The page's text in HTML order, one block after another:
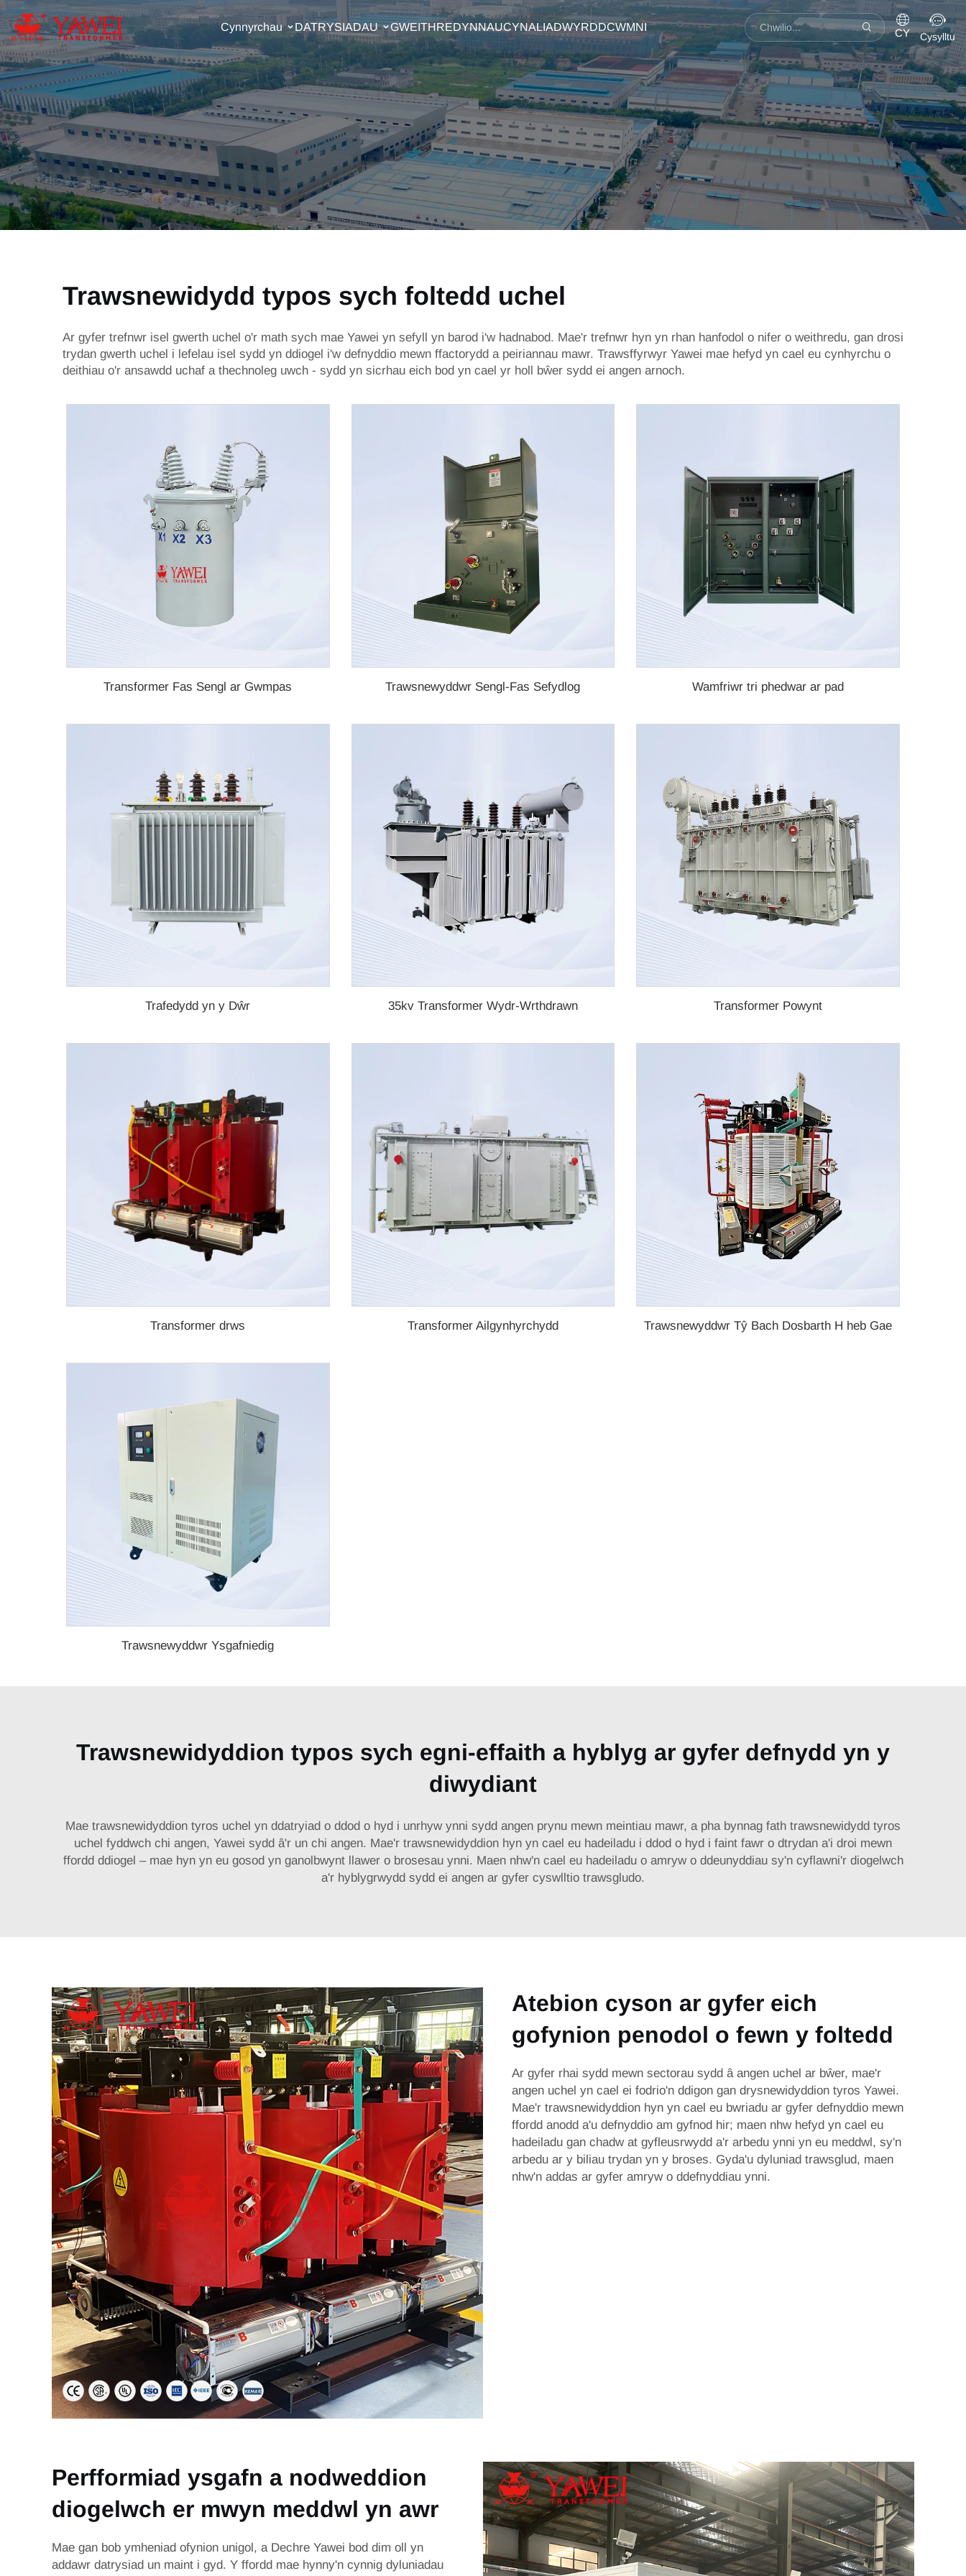
Cynnyrchau DATRYSIADAU GWEITHREDYNNAUCYNALIADWYRDDCWMNI CY Cysylltu
Trawsnewidydd typos sych foltedd uchel
Ar gyfer trefnwr isel gwerth uchel o'r math sych mae Yawei yn sefyll yn barod i'w hadnabod. Mae'r trefnwr hyn yn rhan hanfodol o nifer o weithredu, gan drosi
trydan gwerth uchel i lefelau isel sydd yn ddiogel i'w defnyddio mewn ffactorydd a peiriannau mawr. Trawsffyrwyr Yawei mae hefyd yn cael eu cynhyrchu o
deithiau o'r ansawdd uchaf a thechnoleg uwch - sydd yn sicrhau eich bod yn cael yr holl bŵer sydd ei angen arnoch.
Transformer Fas Sengl ar Gwmpas Trawsnewyddwr Sengl-Fas Sefydlog Wamfriwr tri phedwar ar pad
Trafedydd yn y Dŵr 35kv Transformer Wydr-Wrthdrawn Transformer Powynt
Transformer drws Transformer Ailgynhyrchydd Trawsnewyddwr Tŷ Bach Dosbarth H heb Gae
Trawsnewyddwr Ysgafniedig
Trawsnewidyddion typos sych egni-effaith a hyblyg ar gyfer defnydd yn y
diwydiant
Mae trawsnewidyddion tyros uchel yn ddatryiad o ddod o hyd i unrhyw ynni sydd angen prynu mewn meintiau mawr, a pha bynnag fath trawsnewidydd tyros
uchel fyddwch chi angen, Yawei sydd â'r un chi angen. Mae'r trawsnewidyddion hyn yn cael eu hadeiladu i ddod o hyd i faint fawr o dtrydan a'i droi mewn
ffordd ddiogel – mae hyn yn eu gosod yn ganolbwynt llawer o brosesau ynni. Maen nhw'n cael eu hadeiladu o amryw o ddeunyddiau sy'n cyflawni'r diogelwch
a'r hyblygrwydd sydd ei angen ar gyfer cyswlltio trawsgludo.
Atebion cyson ar gyfer eich
gofynion penodol o fewn y foltedd
Ar gyfer rhai sydd mewn sectorau sydd â angen uchel ar bŵer, mae'r
angen uchel yn cael ei fodrio'n ddigon gan drysnewidyddion tyros Yawei.
Mae'r trawsnewidyddion hyn yn cael eu bwriadu ar gyfer defnyddio mewn
ffordd anodd a'u defnyddio am gyfnod hir; maen nhw hefyd yn cael eu
hadeiladu gan chadw at gyfleusrwydd a'r arbedu ynni yn eu meddwl, sy'n
arbedu ar y biliau trydan yn y broses. Gyda'u dyluniad trawsglud, maen
nhw'n addas ar gyfer amryw o ddefnyddiau ynni.
Perfformiad ysgafn a nodweddion
diogelwch er mwyn meddwl yn awr
Mae gan bob ymheniad ofynion unigol, a Dechre Yawei bod dim oll yn
addawr datrysiad un maint i gyd. Y ffordd mae hynny'n cynnig dyluniadau